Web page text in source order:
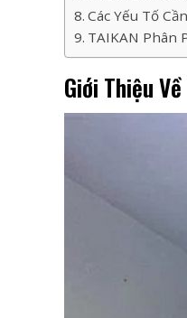
Các Yếu Tố
TAIKAN Phân
Giới Thiệu